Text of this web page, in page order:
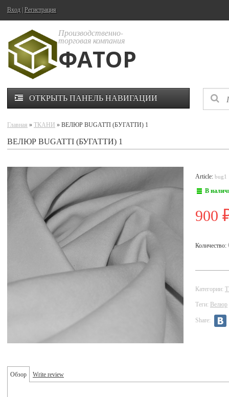
Вход Регистрация
Производственно-
торговая компания
ФАТОР
ОТКРЫТЬ ПАНЕЛЬ НАВИГАЦИИ
Главная » ТКАНИ » ВЕЛЮР BUGATTI (БУГАТТИ) 1
ВЕЛЮР BUGATTI (БУГАТТИ) 1
Article: bug1
В
900
Количество:
Категории:
Теги: Велюр
Share:
Обзор Write review